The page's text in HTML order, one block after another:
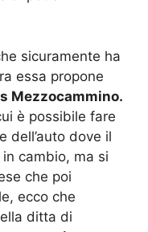
sicuramente ha
essa propone
Mezzocammino.
è possibile fare
dell’auto dove il
cambio, ma si
che poi
ecco che
ditta di